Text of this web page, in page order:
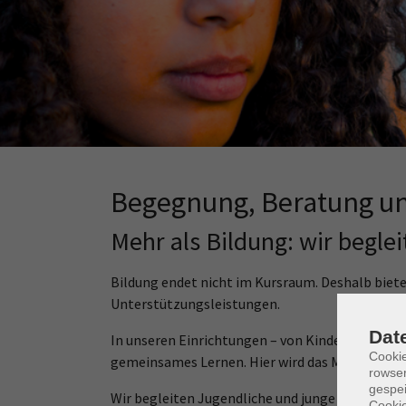
Nächster Schritt?
Zu schade für den Sperrmüll
Begegnung, Beratung
Mehr als Bildung: wir
Bildung endet nicht im Kursraum. Deshalb
Unterstützungsleistungen.
In unseren Einrichtungen – von
gemeinsames Lernen. Hier wird das
Wir begleiten Jugendliche und junge